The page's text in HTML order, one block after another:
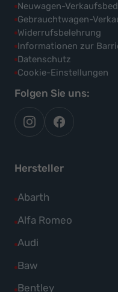
Neuwagen-
Gebrauchtwagen-
Widerrufsbelehrung
Informationen zur
Datenschutz
Cookie-Einstellungen
Folgen Sie uns:
autoflex
auf
autoflex24
auf
Hersteller
Abarth
Alle
Fahrzeuge
Abarth
anzeigen
Alfa Romeo
Alle
Fahrzeuge
Alfa
Audi
Alle
Fahrzeuge
Baw
Alle
Fahrzeuge
Bentley
Alle